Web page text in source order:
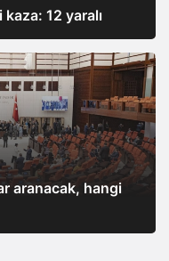
12 yaralı
aranacak, hangi